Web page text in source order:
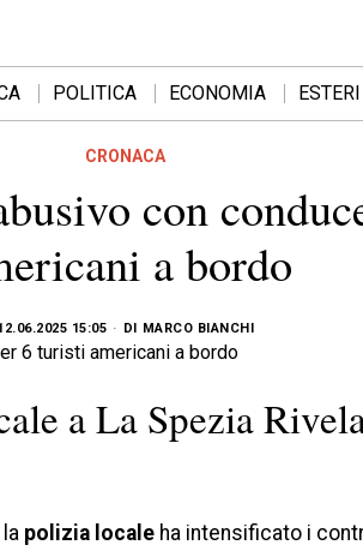
POLITICA ECONOMIA ESTERI
CRONACA
con
a bordo
15:05 DI MARCO BIANCHI
a La Spezia
polizia locale ha intensificato i